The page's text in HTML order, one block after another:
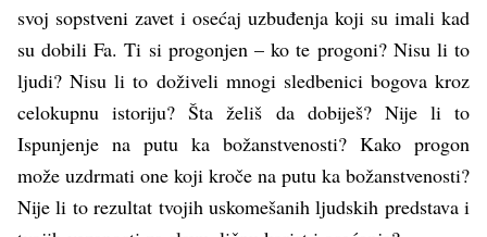
svoj sopstveni zavet i osećaj uzbuđenja koji su imali kad
su dobili Fa. Ti si progonjen – ko te progoni? Nisu li to
ljudi? Nisu li to doživeli mnogi sledbenici bogova kroz
celokupnu istoriju? Šta želiš da dobiješ? Nije li to
Ispunjenje na putu ka božanstvenosti? Kako progon
može uzdrmati one koji kroče na putu ka božanstvenosti?
Nije li to rezultat tvojih uskomešanih ljudskih predstava i